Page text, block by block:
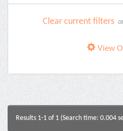
Clear current filters
View
Results 1-1 of 1 (Search time: 0.004